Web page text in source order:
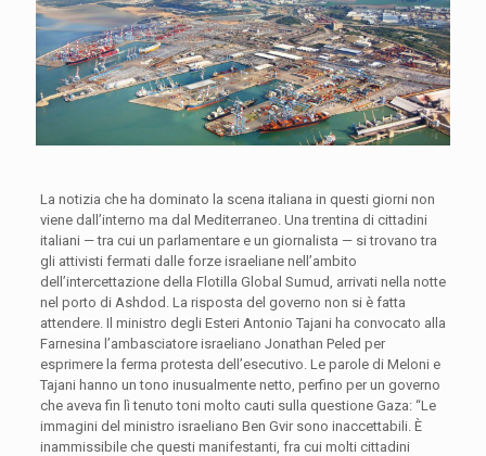
La notizia che ha dominato la scena italiana in questi giorni non
viene dall’interno ma dal Mediterraneo. Una trentina di cittadini
italiani — tra cui un parlamentare e un giornalista — si trovano tra
gli attivisti fermati dalle forze israeliane nell’ambito
dell’intercettazione della Flotilla Global Sumud, arrivati nella notte
nel porto di Ashdod. La risposta del governo non si è fatta
attendere. Il ministro degli Esteri Antonio Tajani ha convocato alla
Farnesina l’ambasciatore israeliano Jonathan Peled per
esprimere la ferma protesta dell’esecutivo. Le parole di Meloni e
Tajani hanno un tono inusualmente netto, perfino per un governo
che aveva fin lì tenuto toni molto cauti sulla questione Gaza: “Le
immagini del ministro israeliano Ben Gvir sono inaccettabili. È
inammissibile che questi manifestanti, fra cui molti cittadini